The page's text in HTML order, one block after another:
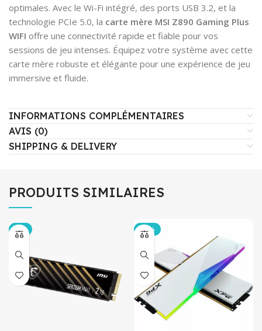
optimales. Avec le Wi-Fi intégré, des ports USB 3.2, et la
technologie PCIe 5.0, la carte mère MSI Z890 Gaming Plus
WIFI offre une connectivité rapide et fiable pour vos
sessions de jeu intenses. Équipez votre système avec cette
carte mère robuste et élégante pour une expérience de jeu
immersive et fluide.
INFORMATIONS COMPLÉMENTAIRES
AVIS (0)
SHIPPING & DELIVERY
PRODUITS SIMILAIRES
-5% -19%